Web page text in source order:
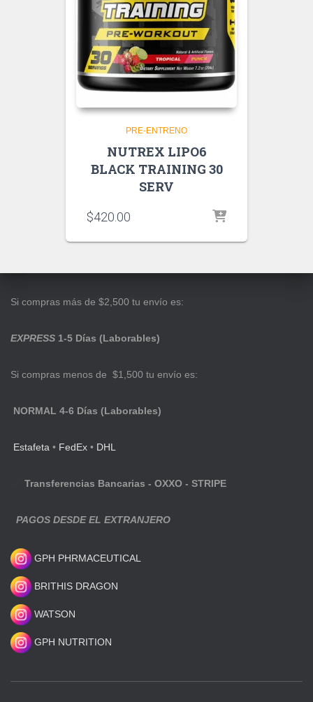
PRE-ENTRENO
NUTREX LIPO6
BLACK TRAINING 30
SERV
$420.00
Si compras más de $2,500 tu envío es:
EXPRESS 1-5 Días (Laborables)
Si compras menos de $1,500 tu envío es:
NORMAL 4-6 Días (Laborables)
Estafeta • FedEx • DHL
Transferencias Bancarias - OXXO - STRIPE
PAGOS DESDE EL EXTRANJERO
GPH PHRMACEUTICAL
BRITHIS DRAGON
WATSON
GPH NUTRITION